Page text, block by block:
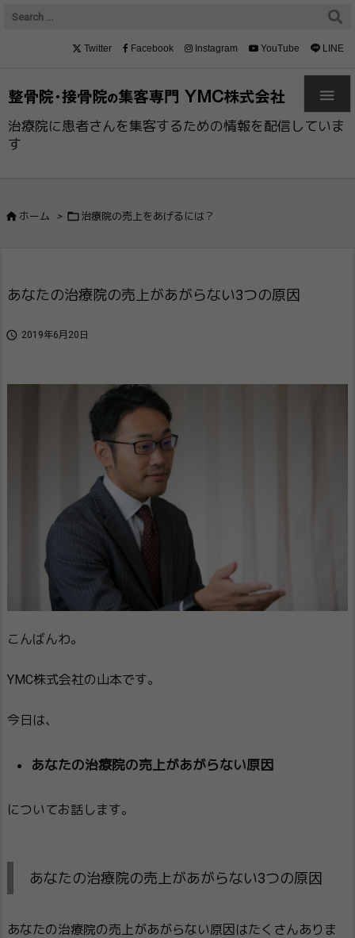
治療院に患者さんを集客するための情報を配信していま
す

Twitter Facebook Instagram YouTube LINE
 ホーム >  治療院の売上をあげるには？
あなたの治療院の売上があがらない3つの原​因
 2019年6月20日
こんばんわ。
YMC株式会社の山本です。
今日は、
あなたの治療院の売上があがらない原因
についてお話します。
あなたの治療院の売上があがらない3つの原因
あなたの治療院の売上があがらない原因はたくさんありま